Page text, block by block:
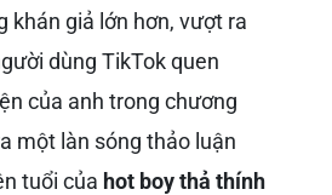
khán giả lớn hơn, vượt ra
dùng TikTok quen
của anh trong chương
một làn sóng thảo luận
tuổi của hot boy thả thính